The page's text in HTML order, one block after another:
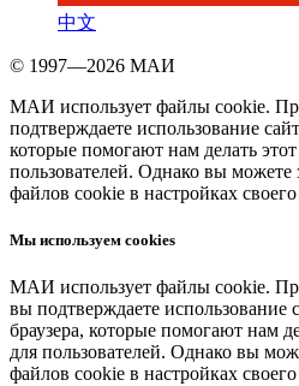
中文
© 1997—2026 МАИ
МАИ использует файлы cookie.
подтверждаете использование
которые помогают нам делать
пользователей. Однако вы можете
файлов cookie в настройках своего
Мы используем cookies
МАИ использует файлы cookie.
вы подтверждаете использование
браузера, которые помогают нам
для пользователей. Однако вы
файлов cookie в настройках своего